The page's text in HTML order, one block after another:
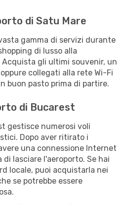
di Satu Mare
gamma di servizi durante
di lusso alla
gli ultimi souvenir, un
collegati alla rete Wi-Fi
buon pasto prima di partire.
di Bucarest
gestisce numerosi voli
Dopo aver ritirato i
una connessione Internet
lasciare l'aeroporto. Se hai
locale, puoi acquistarla nei
se potrebbe essere